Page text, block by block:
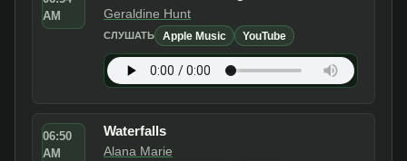
AM
Geraldine Hunt
СЛУШАТЬ Apple Music YouTube
06:50
AM
Waterfalls
Alana Marie